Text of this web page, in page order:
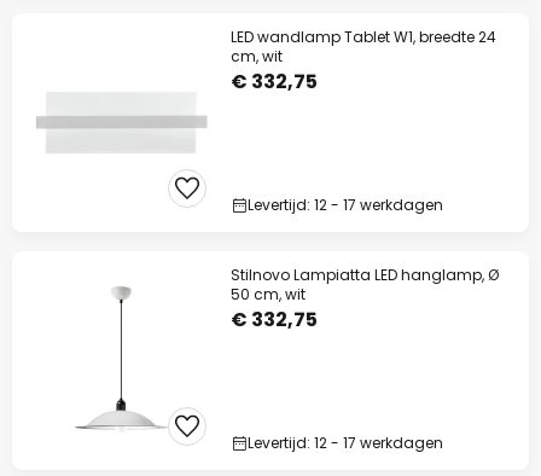
LED wandlamp Tablet W1, breedte 24
cm, wit
€ 332,75
Levertijd: 12 - 17 werkdagen
Stilnovo Lampiatta LED hanglamp, Ø
50 cm, wit
€ 332,75
Levertijd: 12 - 17 werkdagen